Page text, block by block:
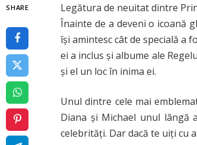
SHARE
Legătura de neuitat dintre
Înainte de a deveni o icoană
își amintesc cât de specială a
ei a inclus și albume ale
și el un loc în inima ei.
Unul dintre cele mai
Diana și Michael unul lângă
celebrități. Dar dacă te uiți cu